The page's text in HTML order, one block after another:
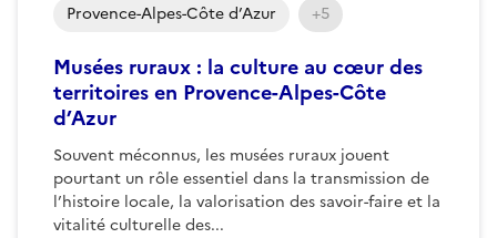
Musées ruraux : la culture au cœur des
territoires en Provence-Alpes-Côte
d’Azur
Souvent méconnus, les musées ruraux jouent
pourtant un rôle essentiel dans la transmission de
l’histoire locale, la valorisation des savoir-faire et la
vitalité culturelle des...
Provence-Alpes-Côte d’Azur +5